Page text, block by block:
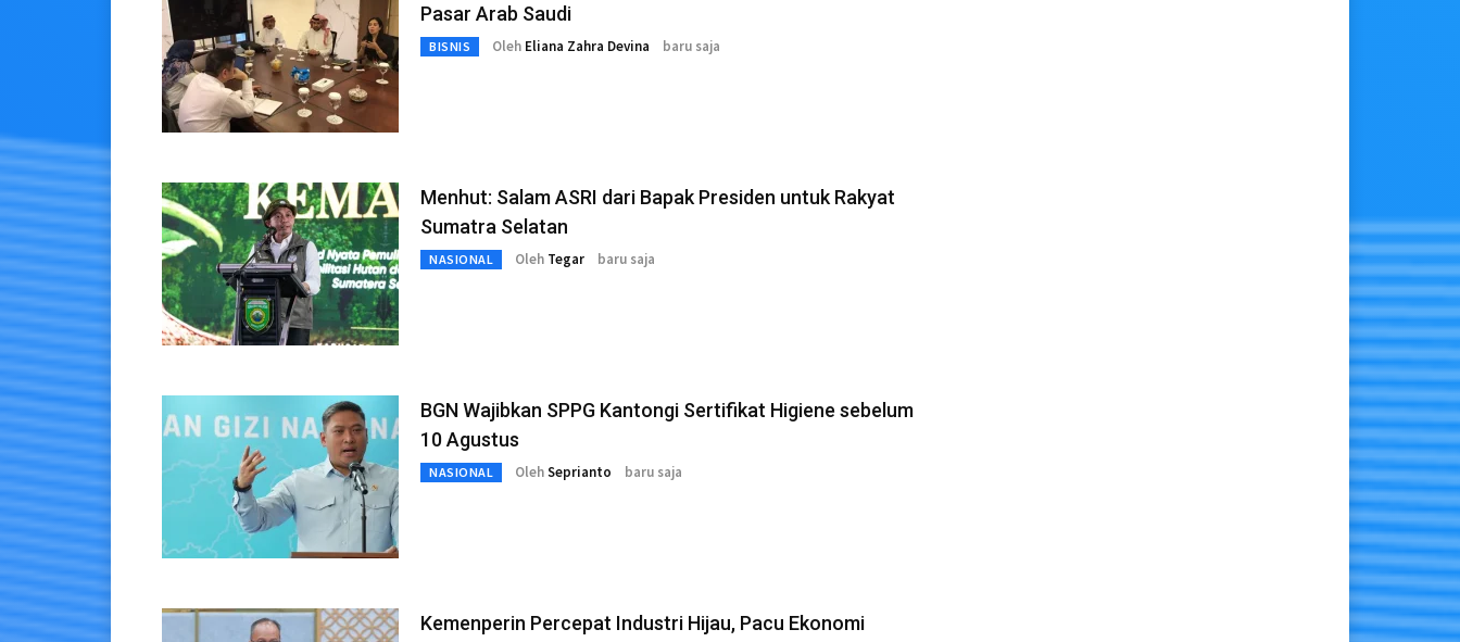
Pasar Arab Saudi
BISNIS Oleh Eliana Zahra Devina baru saja
Menhut: Salam ASRI dari Bapak Presiden untuk Rakyat
Sumatra Selatan
NASIONAL Oleh Tegar baru saja
BGN Wajibkan SPPG Kantongi Sertifikat Higiene sebelum
10 Agustus
NASIONAL OlehSeprianto baru saja
Kemenperin Percepat Industri Hijau, Pacu Ekonomi